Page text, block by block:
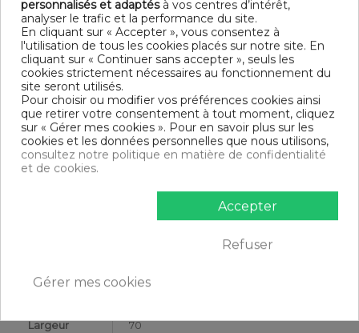
Contenu
1 Tablier 70x85 cm
DESCRIPTIF TECHNIQUE
Certification Oeko-Tex®
Longueur 85
Grammage
Lavable en machine
Type de
Adulte
Largeur 70
personnalisés et adaptésà vos centres d’intérêt,
analyser le trafic et la performance du site.
En cliquant sur « Accepter », vous consentez à
l'utilisation de tous les cookies placés sur notre site. En
cliquant sur « Continuer sans accepter », seuls les
cookies strictement nécessaires au fonctionnement du
site seront utilisés.
Pour choisir ou modifier vos préférences cookies ainsi
que retirer votre consentement à tout moment, cliquez
sur « Gérer mes cookies ». Pour en savoir plus sur les
cookies et les données personnelles que nous utilisons,
consultez notre politique en matière de confidentialité
et de cookies.
Accepter
Refuser
Gérer mes cookies